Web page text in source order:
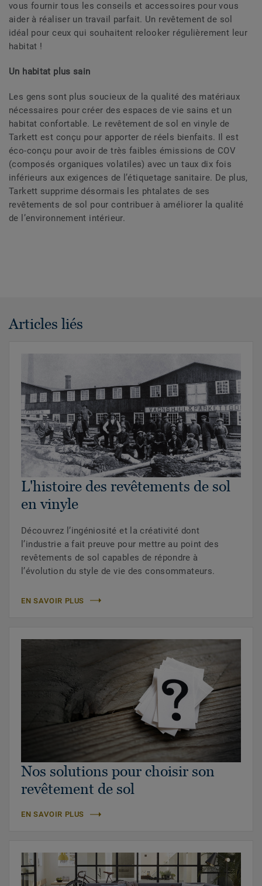
vous fournir tous les conseils et accessoires pour vous
aider à réaliser un travail parfait. Un revêtement de sol
idéal pour ceux qui souhaitent relooker régulièrement leur
habitat !
​​​​​​​Un habitat plus sain
Les gens sont plus soucieux de la qualité des matériaux
nécessaires pour créer des espaces de vie sains et un
habitat confortable. Le revêtement de sol en vinyle de
Tarkett est conçu pour apporter de réels bienfaits. Il est
éco-conçu pour avoir de très faibles émissions de COV
(composés organiques volatiles) avec un taux dix fois
inférieurs aux exigences de l’étiquetage sanitaire. De plus,
Tarkett supprime désormais les phtalates de ses
revêtements de sol pour contribuer à améliorer la qualité
de l’environnement intérieur.
Articles liés
L'histoire des revêtements de sol
en vinyle
Découvrez l’ingéniosité et la créativité dont
l’industrie a fait preuve pour mettre au point des
revêtements de sol capables de répondre à
l’évolution du style de vie des consommateurs.
EN SAVOIR PLUS
Nos solutions pour choisir son
revêtement de sol
EN SAVOIR PLUS